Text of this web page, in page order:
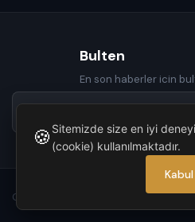
Bulten
En son haberler icin
Copyright © 2026. Tüm hakları
🍪 Sitemizde size en iyi
(cookie) kullanılmaktadır.